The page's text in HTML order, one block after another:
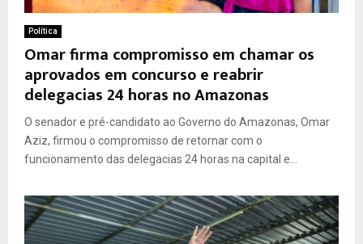
Política
Omar firma compromisso em chamar os
aprovados em concurso e reabrir
delegacias 24 horas no Amazonas
O senador e pré-candidato ao Governo do Amazonas, Omar
Aziz, firmou o compromisso de retornar com o
funcionamento das delegacias 24 horas na capital e...